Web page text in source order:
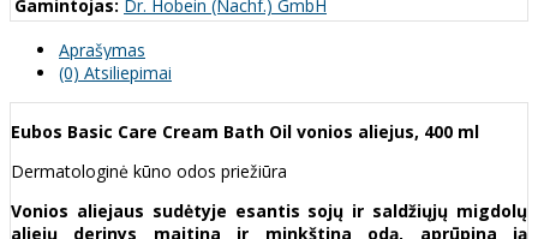
Gamintojas: Dr. Hobein (Nachf.) GmbH
Aprašymas
(0) Atsiliepimai
Eubos Basic Care Cream Bath Oil vonios aliejus, 400 ml
Dermatologinė kūno odos priežiūra
Vonios aliejaus sudėtyje esantis sojų ir saldžiųjų migdolų
aliejų derinys maitina ir minkština odą, aprūpina ją